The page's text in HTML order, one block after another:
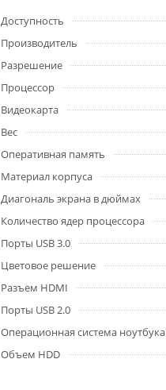
Доступность
Производитель
Разрешение
Процессор
Видеокарта
Вес
Оперативная память
Материал корпуса
Диагональ экрана в дюймах
Количество ядер процессора
Порты USB 3.0
Цветовое решение
Разъем HDMI
Порты USB 2.0
Операционная система ноутбука
Объем HDD